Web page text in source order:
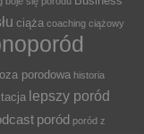
ciąża coaching ciążowy
porodowa historia
lepszy poród
poród poród z